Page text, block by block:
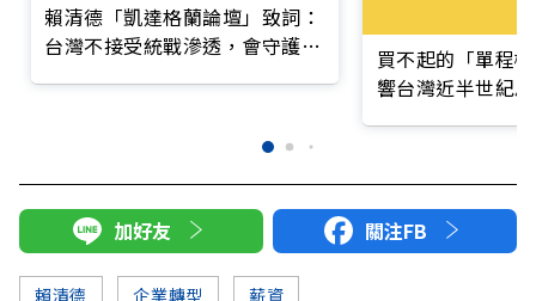
賴清德「凱達格蘭論壇」致詞：
台灣不接受統戰滲透，會守護民
買不起的「單程
響台灣近半世紀
加好友 關注FB
賴清德 企業轉型 薪資